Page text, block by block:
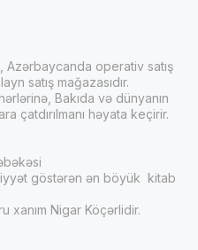
Azərbaycanda operativ satış
satış mağazasıdır.
Bakıda və dünyanın
çatdırılmanı həyata keçirir.
göstərən ən böyük kitab
xanım Nigar Köçərlidir.